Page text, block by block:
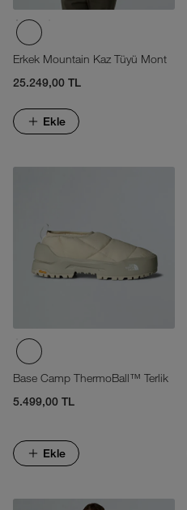
Erkek Mountain Kaz Tüyü Mont
25.249,00 TL
Ekle
Base Camp ThermoBall™ Terlik
5.499,00 TL
Ekle